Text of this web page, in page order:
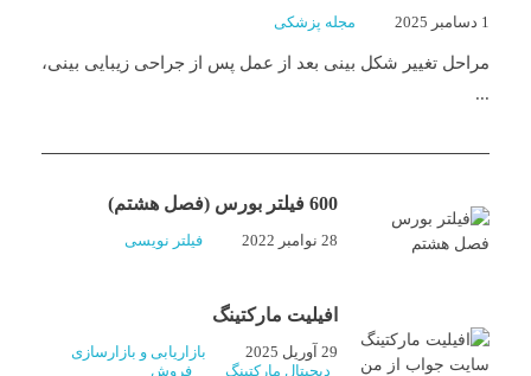
1 دسامبر 2025 مجله پزشکی
مراحل تغییر شکل بینی بعد از عمل پس از جراحی زیبایی بینی،
...
600 فیلتر بورس (فصل هشتم)
28 نوامبر 2022 فیلتر نویسی
افیلیت مارکتینگ
29 آوریل 2025
بازاریابی و بازارسازی
دیجیتال مارکتینگ
فروش